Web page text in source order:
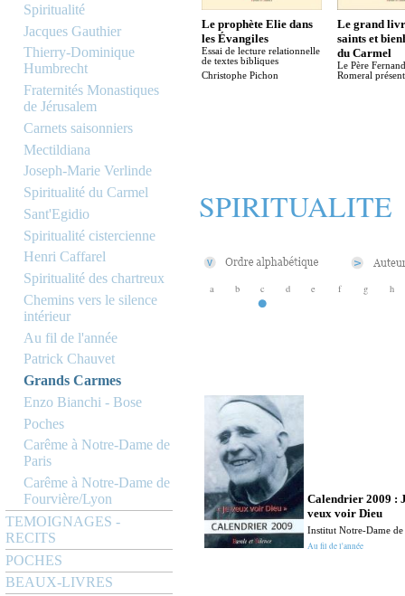
Spiritualité
Jacques Gauthier
Thierry-Dominique
Humbrecht
Fraternités Monastiques
de Jérusalem
Carnets saisonniers
Mectildiana
Joseph-Marie Verlinde
Spiritualité du Carmel
Sant'Egidio
Spiritualité cistercienne
Henri Caffarel
Spiritualité des chartreux
Chemins vers le silence
intérieur
Au fil de l'année
Patrick Chauvet
Grands Carmes
Enzo Bianchi - Bose
Poches
Carême à Notre-Dame de
Paris
Carême à Notre-Dame de
Fourvière/Lyon
TEMOIGNAGES -
RECITS
POCHES
BEAUX-LIVRES
Le prophète Elie dans
les Évangiles
Essai de lecture relationnelle
de textes bibliques
Christophe Pichon
Le grand
saints et
du Carmel
Le Père
Romeral
SPIRITUALITE
a b c d e f g h
Calendrier 2009 :
veux voir Dieu
Institut Notre-Dame
Au fil de l'année